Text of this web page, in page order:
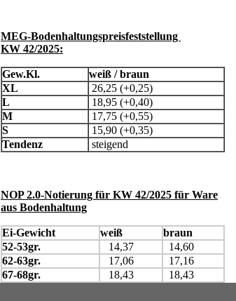
MEG-Bodenhaltungspreisfeststellung
KW 42/2025:
Gew.Kl.
weiß / braun
XL
26,25 (+0,25)
L
18,95 (+0,40)
M
17,75 (+0,55)
S
15,90 (+0,35)
Tendenz
steigend
NOP 2.0-Notierung für KW 42/2025 für Ware
aus Bodenhaltung
Ei-Gewicht weiß
braun
52-53gr.
14,37
14,60
62-63gr.
17,06
17,16
67-68gr.
18,43 18,43